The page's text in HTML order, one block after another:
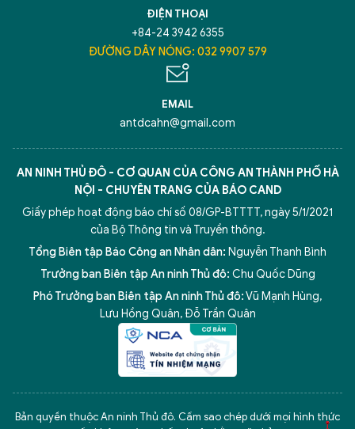
ĐIỆN THOẠI
+84-24 3942 6355
ĐƯỜNG DÂY NÓNG: 032 9907 579
EMAIL
antdcahn@gmail.com
AN NINH THỦ ĐÔ - CƠ QUAN CỦA CÔNG AN THÀNH PHỐ HÀ
NỘI - CHUYÊN TRANG CỦA BÁO CAND
Giấy phép hoạt động báo chí số 08/GP-BTTTT, ngày 5/1/2021
của Bộ Thông tin và Truyền thông.
Tổng Biên tập Báo Công an Nhân dân: Nguyễn Thanh Bình
Trưởng ban Biên tập An ninh Thủ đô: Chu Quốc Dũng
Phó Trưởng ban Biên tập An ninh Thủ đô:Vũ Mạnh Hùng,
Lưu Hồng Quân, Đỗ Trần Quân
Bản quyền thuộc An ninh Thủ đô. Cấm sao chép dưới mọi hình thức
5 điểm nghẽn của Hà Nội giải pháp xử lý điểm nghẽn của